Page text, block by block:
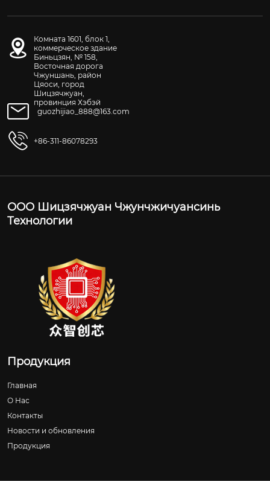
Комната 1601, блок 1,
коммерческое здание
Биньцзян, № 158,
Восточная дорога
Чжуншань, район
Цяоси, город
Шицзячжуан,
провинция Хэбэй
guozhijiao_888@163.com
+86-311-86078293
ООО Шицзячжуан Чжунчжичуансинь
Технологии
Продукция
Главная
О Нас
Контакты
Новости и обновления
Продукция